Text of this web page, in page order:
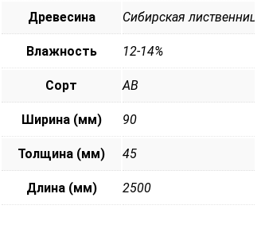
Древесина Сибирская лиственница
Влажность 12-14%
Сорт АВ
Ширина (мм) 90
Толщина (мм) 45
Длина (мм) 2500